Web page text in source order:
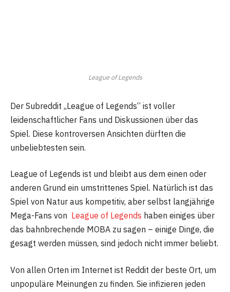
League of Legends
Der Subreddit „League of Legends“ ist voller
leidenschaftlicher Fans und Diskussionen über das
Spiel. Diese kontroversen Ansichten dürften die
unbeliebtesten sein.
League of Legends ist und bleibt aus dem einen oder
anderen Grund ein umstrittenes Spiel. Natürlich ist das
Spiel von Natur aus kompetitiv, aber selbst langjährige
Mega-Fans von League of Legends haben einiges über
das bahnbrechende MOBA zu sagen – einige Dinge, die
gesagt werden müssen, sind jedoch nicht immer beliebt.
Von allen Orten im Internet ist Reddit der beste Ort, um
unpopuläre Meinungen zu finden. Sie infizieren jeden